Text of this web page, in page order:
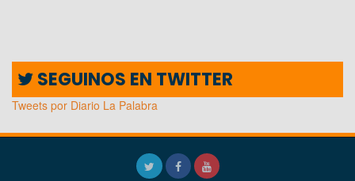
SEGUINOS EN TWITTER
Tweets por Diario La Palabra